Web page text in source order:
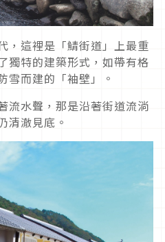
，這裡是「鯖街道」上最重
獨特的建築形式，如帶有格
雪而建的「袖壁」。
流水聲，那是沿著街道流淌
清澈見底。